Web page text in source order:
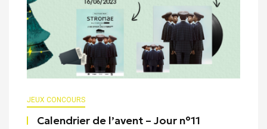
JEUX CONCOURS
Calendrier de l’avent – Jour n°11